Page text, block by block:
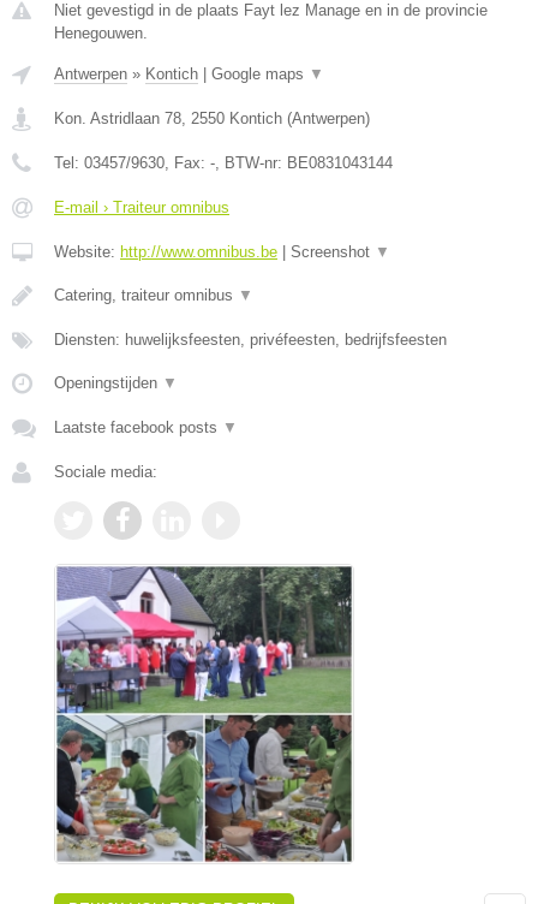
Niet gevestigd in de plaats Fayt lez Manage en in de provincie
Henegouwen.
Antwerpen » Kontich Google maps ▼
Kon. Astridlaan 78, 2550 Kontich (Antwerpen)
Tel: 03457/9630, Fax: -, BTW-nr: BE0831043144
E-mail › Traiteur omnibus
Website: http://www.omnibus.be Screenshot ▼
Catering, traiteur omnibus ▼
Diensten: huwelijksfeesten, privéfeesten, bedrijfsfeesten
Openingstijden ▼
Laatste facebook posts ▼
Sociale media: